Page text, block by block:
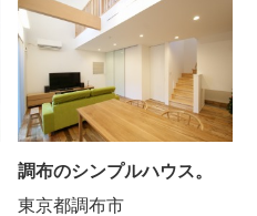
調布のシンプルハウス。
東京都調布市